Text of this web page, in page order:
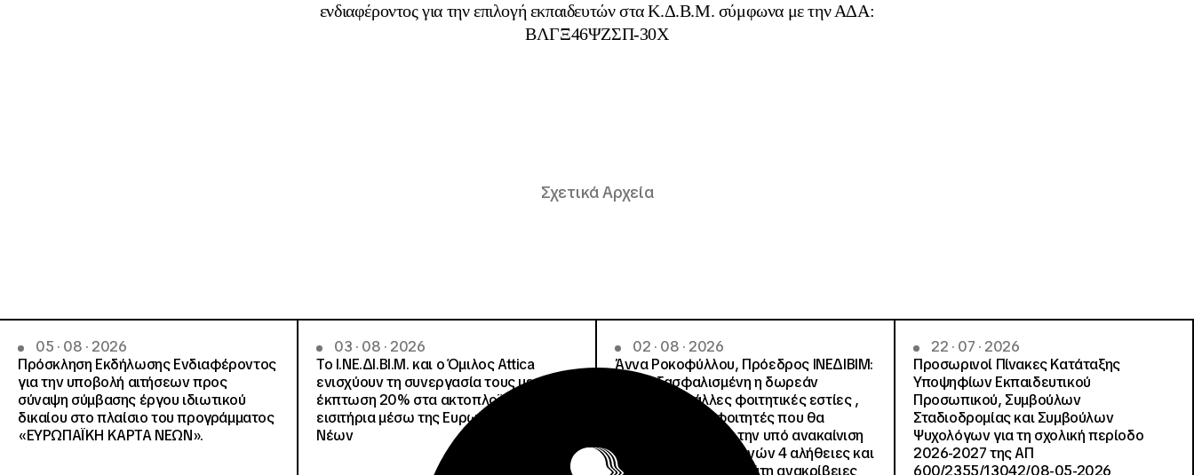
ενδιαφέροντος για την επιλογή εκπαιδευτών στα Κ.Δ.Β.Μ. σύμφωνα με την ΑΔΑ:
ΒΛΓΞ46ΨΖΣΠ-30Χ
Σχετικά Αρχεία
05 · 08 · 2026
Πρόσκληση Εκδήλωσης Ενδιαφέροντος
για την υποβολή αιτήσεων προς
σύναψη σύμβασης έργου ιδιωτικού
δικαίου στο πλαίσιο του προγράμματος
«ΕΥΡΩΠΑΪΚΗ ΚΑΡΤΑ ΝΕΩΝ».
03 · 08 · 2026
Το Ι.ΝΕ.ΔΙ.ΒΙ.Μ. και o Όμιλος Attica
ενισχύουν τη συνεργασία τους με
έκπτωση 20% στα ακτοπλοϊκά
εισιτήρια μέσω της Ευρωπαϊκής Κάρτας
Νέων
02 · 08 · 2026
Άννα Ροκοφύλλου, Πρόεδρος ΙΝΕΔΙΒΙΜ:
Είναι εξασφαλισμένη η δωρεάν
στέγαση σε άλλες φοιτητικές εστίες ,
για όλους τους φοιτητές που θα
μετακινηθούν από την υπό ανακαίνιση
Φοιτητική Εστία Αθηνών 4 αλήθειες και
4 ψέματα για την γεμάτη ανακρίβειες
22 · 07 · 2026
Προσωρινοί Πίνακες Κατάταξης
Υποψηφίων Εκπαιδευτικού
Προσωπικού, Συμβούλων
Σταδιοδρομίας και Συμβούλων
Ψυχολόγων για τη σχολική περίοδο
2026-2027 της ΑΠ
600/2355/13042/08-05-2026